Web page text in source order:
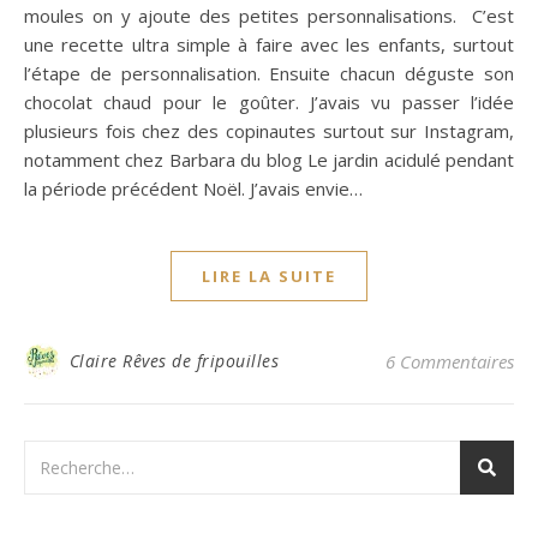
moules on y ajoute des petites personnalisations. C’est
une recette ultra simple à faire avec les enfants, surtout
l’étape de personnalisation. Ensuite chacun déguste son
chocolat chaud pour le goûter. J’avais vu passer l’idée
plusieurs fois chez des copinautes surtout sur Instagram,
notamment chez Barbara du blog Le jardin acidulé pendant
la période précédent Noël. J’avais envie…
LIRE LA SUITE
Claire Rêves de fripouilles 6 Commentaires